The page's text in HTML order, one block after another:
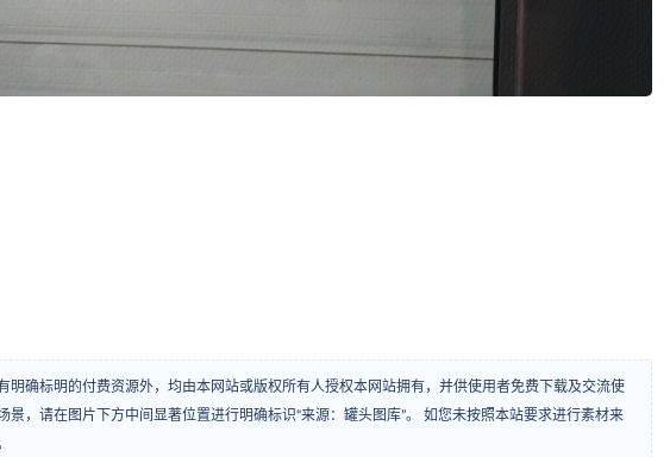
明确标明的付费资源外，均由本网站或版权所有人授权本网站拥有，并供使用者免费下载及交流使
景，请在图片下方中间显著位置进行明确标识“来源：罐头图库”。 如您未按照本站要求进行素材来